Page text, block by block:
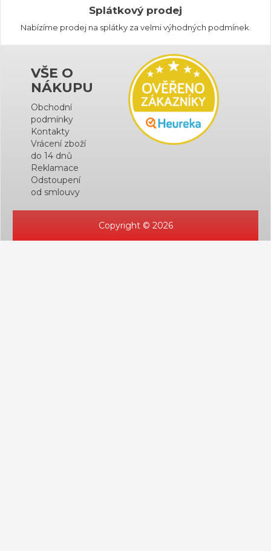
Splátkový prodej
Nabízíme prodej na splátky za velmi výhodných podmínek.
VŠE O
NÁKUPU
Obchodní
podmínky
Kontakty
Vrácení zboží
do 14 dnů
Reklamace
Odstoupení
od smlouvy
Copyright © 2026